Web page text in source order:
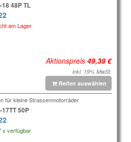
18 48P TL
am Lager
Aktionspreis
inkl. 19% MwSt.
Reifen auswählen
für kleine Strassenmotorräder
17TT 50P
x verfügbar